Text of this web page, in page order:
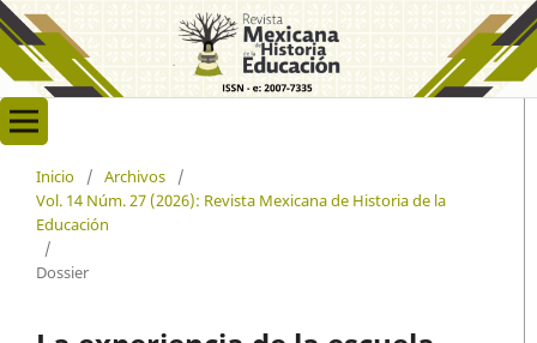
Inicio / Archivos
/
Vol. 14 Núm. 27 (2026): Revista Mexicana de Historia de la
Educación
/
Dossier